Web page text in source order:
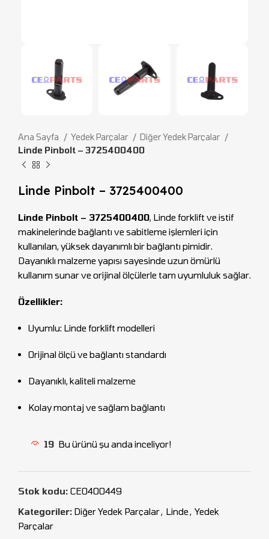
Ana Sayfa Yedek Parçalar
Diğer Yedek Parçalar
Linde Pinbolt – 3725400400
Linde Pinbolt – 3725400400
Linde Pinbolt – 3725400400, Linde forklift ve istif
makinelerinde bağlantı ve sabitleme işlemleri için
kullanılan, yüksek dayanımlı bir bağlantı pimidir.
Dayanıklı malzeme yapısı sayesinde uzun ömürlü
kullanım sunar ve orijinal ölçülerle tam uyumluluk sağlar.
Özellikler:
Uyumlu: Linde forklift modelleri
Orijinal ölçü ve bağlantı standardı
Dayanıklı, kaliteli malzeme
Kolay montaj ve sağlam bağlantı
19 Bu ürünü şu anda inceliyor!
Stok kodu: CEO400449
Kategoriler: Diğer Yedek Parçalar, Linde, Yedek
Parçalar